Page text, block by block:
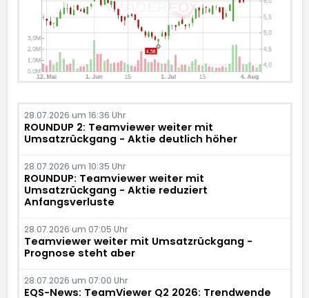
28.07.2026 um 16:36 Uhr
ROUNDUP 2: Teamviewer weiter mit
Umsatzrückgang - Aktie deutlich höher
28.07.2026 um 10:35 Uhr
ROUNDUP: Teamviewer weiter mit
Umsatzrückgang - Aktie reduziert
Anfangsverluste
28.07.2026 um 07:05 Uhr
Teamviewer weiter mit Umsatzrückgang -
Prognose steht aber
28.07.2026 um 07:00 Uhr
EQS-News: TeamViewer Q2 2026: Trendwende